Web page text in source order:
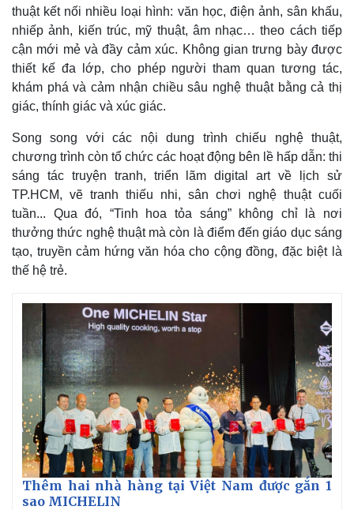
thuật kết nối nhiều loại hình: văn học, điện ảnh, sân khấu,
nhiếp ảnh, kiến trúc, mỹ thuật, âm nhạc… theo cách tiếp
cận mới mẻ và đầy cảm xúc. Không gian trưng bày được
thiết kế đa lớp, cho phép người tham quan tương tác,
khám phá và cảm nhận chiều sâu nghệ thuật bằng cả thị
giác, thính giác và xúc giác.
Song song với các nội dung trình chiếu nghệ thuật,
chương trình còn tổ chức các hoạt động bên lề hấp dẫn: thi
sáng tác truyện tranh, triển lãm digital art về lịch sử
TP.HCM, vẽ tranh thiếu nhi, sân chơi nghệ thuật cuối
tuần... Qua đó, “Tinh hoa tỏa sáng” không chỉ là nơi
thưởng thức nghệ thuật mà còn là điểm đến giáo dục sáng
tạo, truyền cảm hứng văn hóa cho cộng đồng, đặc biệt là
thế hệ trẻ.
Thêm hai nhà hàng tại Việt Nam được gắn 1
sao MICHELIN